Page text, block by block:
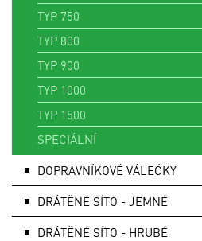
TYP 750
TYP 800
TYP 900
TYP 1000
TYP 1500
SPECIÁLNÍ
DOPRAVNÍKOVÉ VÁLEČKY
DRÁTĚNÉ SÍTO - JEMNÉ
DRÁTĚNÉ SÍTO - HRUBÉ